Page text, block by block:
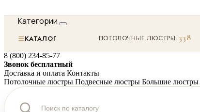
Категории
КАТАЛОГ ПОТОЛОЧНЫЕ ЛЮСТРЫ 338
8 (800) 234-85-77
Звонок бесплатный
Доставка и оплата Контакты
Потолочные люстры Подвесные люстры Большие люстры